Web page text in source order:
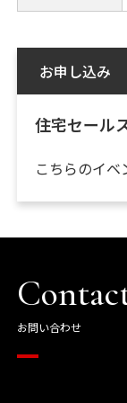
お申し込み
住宅セール
こちらのイベ
お問い合わせ